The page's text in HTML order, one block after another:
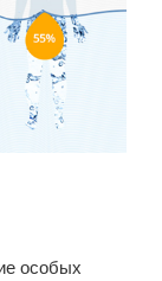
особых